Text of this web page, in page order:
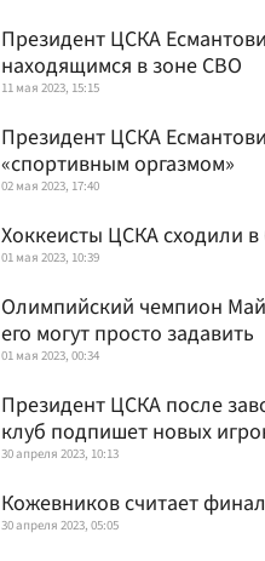
Президент ЦСКА
находящимся в зоне СВО
11 мая 2023, 15:15
Президент ЦСКА
«спортивным оргазмом»
02 мая 2023, 17:40
Хоккеисты ЦСКА сходили
01 мая 2023, 10:39
Олимпийский чемпион
его могут просто задавить
01 мая 2023, 00:34
Президент ЦСКА после
клуб подпишет новых
30 апреля 2023, 10:13
Кожевников считает
30 апреля 2023, 05:05